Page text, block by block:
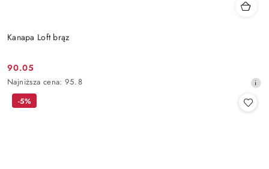
Kanapa Loft brąz
Cena
promocyjna:
90.05
Najniższa
cena
Najniższa cena: 95.8
-5%